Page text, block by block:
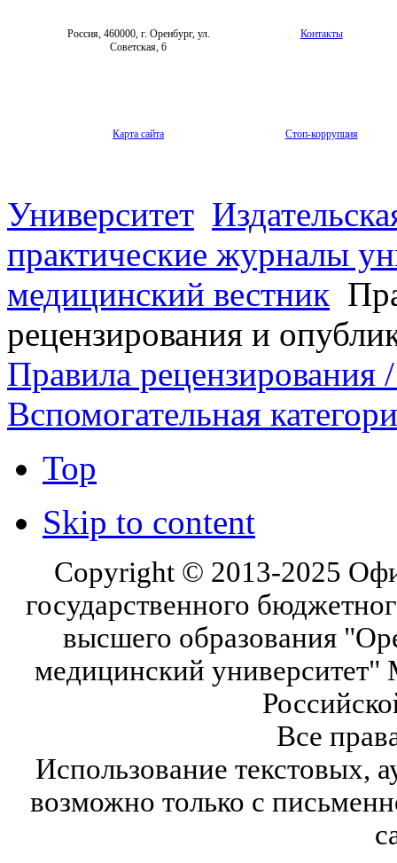
Россия, 460000, г. Оренбург, ул.
Советская, 6
Контакты
Карта сайта Стоп-коррупция
Университет
практические журналы
медицинский вестник
рецензирования и
Правила
Вспомогательная
Top
Skip to content
Copyright © 2013-2025
государственного
высшего образования
медицинский университет"
Все
Использование текстовых,
возможно только с